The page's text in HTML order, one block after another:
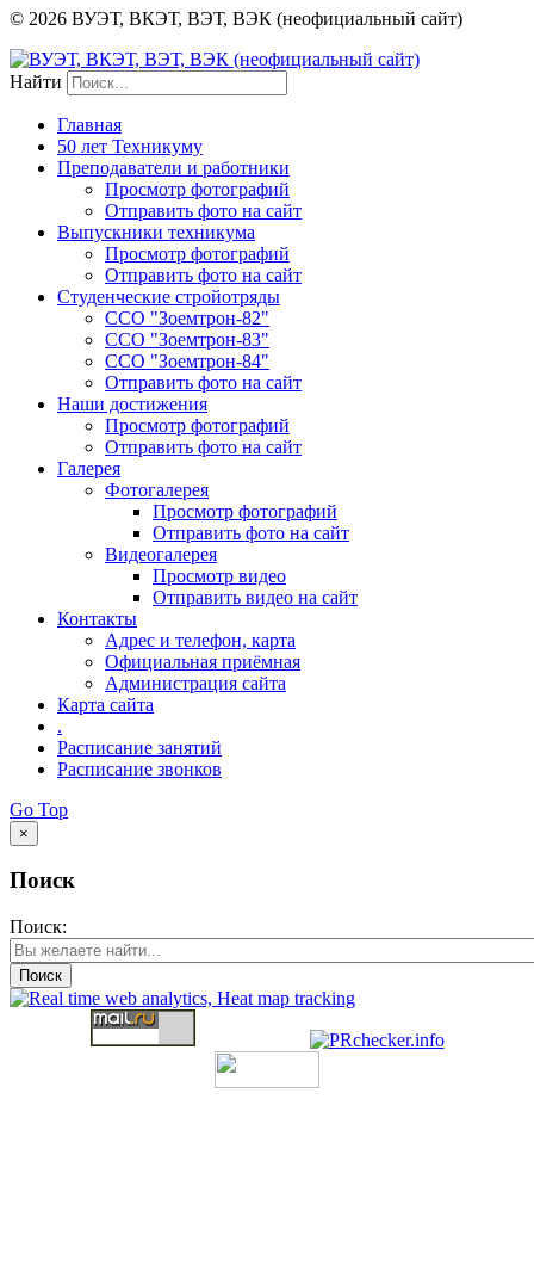
© 2026 ВУЭТ, ВКЭТ, ВЭТ, ВЭК (неофициальный сайт)
Найти
Главная
50 лет Техникуму
Преподаватели и работники
Просмотр фотографий
Отправить фото на сайт
Выпускники техникума
Просмотр фотографий
Отправить фото на сайт
Студенческие стройотряды
ССО "Зоемтрон-82"
ССО "Зоемтрон-83"
ССО "Зоемтрон-84"
Отправить фото на сайт
Наши достижения
Просмотр фотографий
Отправить фото на сайт
Галерея
Фотогалерея
Просмотр фотографий
Отправить фото на сайт
Видеогалерея
Просмотр видео
Отправить видео на сайт
Контакты
Адрес и телефон, карта
Официальная приёмная
Администрация сайта
Карта сайта
.
Расписание занятий
Расписание звонков
Go Top
×
Поиск
Поиск:
Поиск